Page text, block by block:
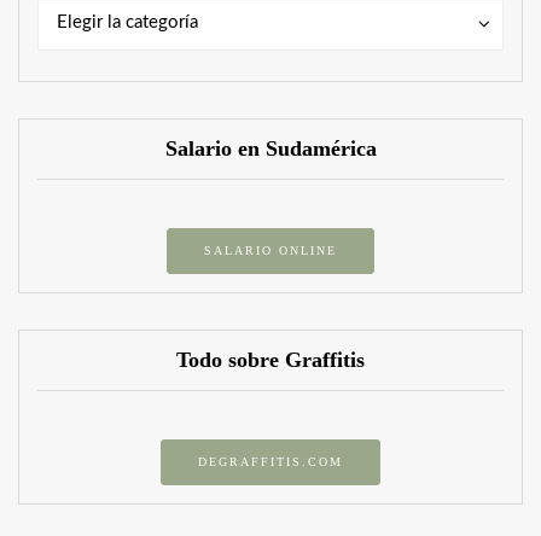
Categorías
Elegir la categoría
Categorías
Salario en Sudamérica
SALARIO ONLINE
Todo sobre Graffitis
DEGRAFFITIS.COM